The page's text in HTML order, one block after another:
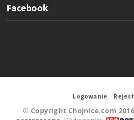
Facebook
Logowanie
© Copyright Chojnice.com